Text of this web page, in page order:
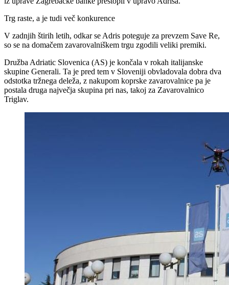
Trg raste, a je tudi več konkurence
V zadnjih štirih letih, odkar se Adris poteguje za prevzem Save Re,
so se na domačem zavarovalniškem trgu zgodili veliki premiki.
Družba Adriatic Slovenica (AS) je končala v rokah italijanske
skupine Generali. Ta je pred tem v Sloveniji obvladovala dobra dva
odstotka tržnega deleža, z nakupom koprske zavarovalnice pa je
postala druga največja skupina pri nas, takoj za Zavarovalnico
Triglav.